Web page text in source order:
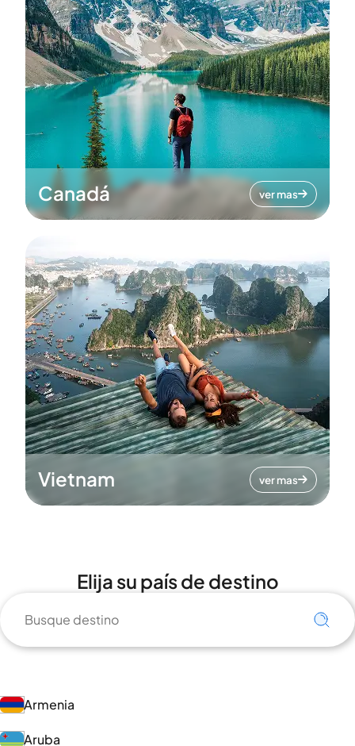
Canadá ver mas
Vietnam ver mas
Elija su país de destino
Armenia
Aruba